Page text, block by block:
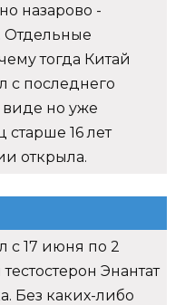
назарово -
Отдельные
тогда Китай
с последнего
виде но уже
старше 16 лет
открыла.
с 17 июня по 2
Энантат
Без каких-либо